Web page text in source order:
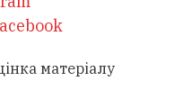
матеріалу